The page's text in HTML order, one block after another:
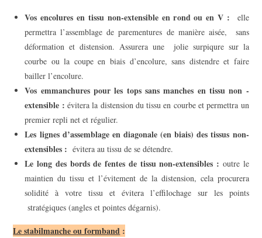
Vos encolures en tissu non-extensible en rond ou en V : elle
permettra l’assemblage de parementures de manière aisée, sans
déformation et distension. Assurera une jolie surpiqure sur la
courbe ou la coupe en biais d’encolure, sans distendre et faire
bailler l’encolure.
Vos emmanchures pour les tops sans manches en tissu non -
extensible : évitera la distension du tissu en courbe et permettra un
premier repli net et régulier.
Les lignes d’assemblage en diagonale (en biais) des tissus non-
extensibles : évitera au tissu de se détendre.
Le long des bords de fentes de tissu non-extensibles : outre le
maintien du tissu et l’évitement de la distension, cela procurera
solidité à votre tissu et évitera l’effilochage sur les points
stratégiques (angles et pointes dégarnis).
Le stabilmanche ou formband :